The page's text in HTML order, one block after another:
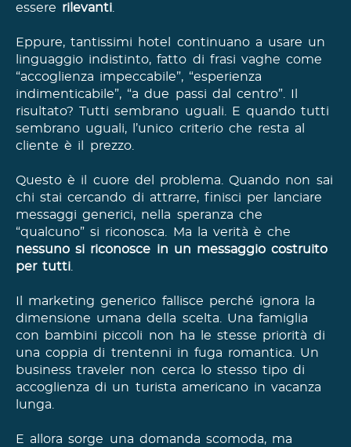
essere rilevanti
Eppure, tantissimi hotel continuano a usare un
linguaggio indistinto, fatto di frasi vaghe come
“accoglienza impeccabile”, “esperienza
indimenticabile”, “a due passi dal centro”. Il
risultato? Tutti sembrano uguali. E quando tutti
sembrano uguali, l’unico criterio che resta al
cliente è il prezzo.
Questo è il cuore del problema. Quando non sai
chi stai cercando di attrarre, finisci per lanciare
messaggi generici, nella speranza che
“qualcuno” si riconosca. Ma la verità è che
nessuno si riconosce in un messaggio costruito
per tutti
Il marketing generico fallisce perché ignora la
dimensione umana della scelta. Una famiglia
con bambini piccoli non ha le stesse priorità di
una coppia di trentenni in fuga romantica. Un
business traveler non cerca lo stesso tipo di
accoglienza di un turista americano in vacanza
lunga.
E allora sorge una domanda scomoda, ma